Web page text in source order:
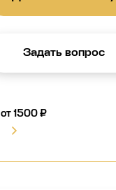
Задать вопрос
от 1500 ₽